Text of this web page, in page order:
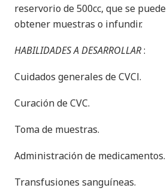
reservorio de 500cc, que se
obtener muestras o infundir.
HABILIDADES A DESARROLLAR:
Cuidados generales de CVCl.
Curación de CVC.
Toma de muestras.
Administración de medicamentos.
Transfusiones sanguíneas.